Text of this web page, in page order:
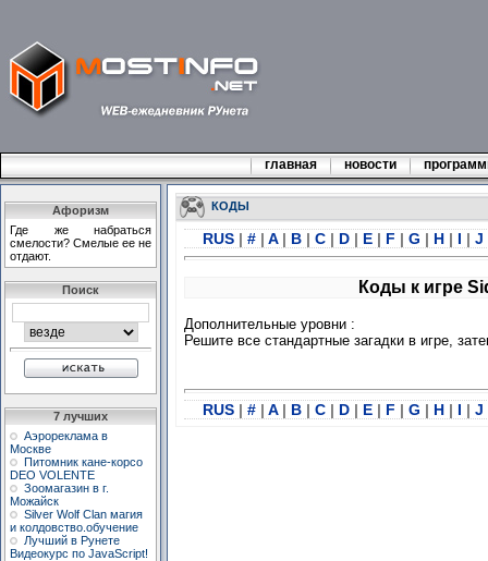
главная новости
Афоризм
Где же набраться
смелости? Смелые ее не
отдают.
Поиск
7 лучших
Аэрореклама в
Москве
Питомник кане-корсо
DEO VOLENTE
Зоомагазин в г.
Можайск
Silver Wolf Clan магия
и колдовство.обучение
Лучший в Рунете
Видеокурс по JavaScript!
КОДЫ
RUS | # | A | B | C | D | E | F | G | H | I | J
Коды к игре
Дополнительные уровни :
Решите все стандартные загадки в игре,
RUS | # | A | B | C | D | E | F | G | H | I | J